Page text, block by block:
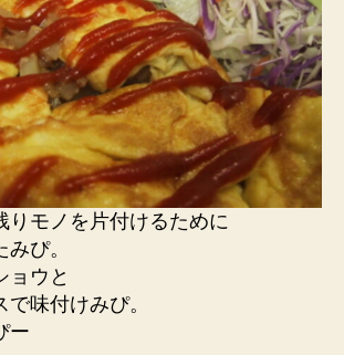
りモノを片付けるために
ぴ。
ョウと
味付けみぴ。
ー